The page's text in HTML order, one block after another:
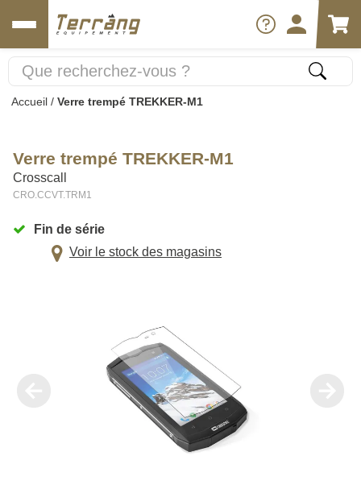
Accueil / Verre trempé TREKKER-M1
Verre trempé TREKKER-M1
Crosscall
CRO.CCVT.TRM1
Fin de série
Voir le stock des magasins